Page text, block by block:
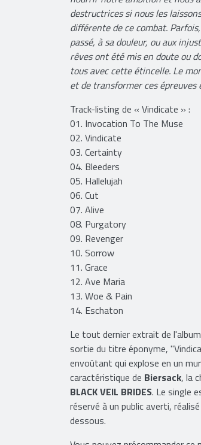
« Cet album puise sa source
nous propulser vers l'avant,
nourrir notre ambition et nous
destructrices si nous les
différente de ce combat.
passé, à sa douleur, ou aux
rêves ont été mis en doute ou
tous avec cette étincelle. Le
et de transformer ces épreuves
Track-listing de « Vindicate » :
01. Invocation To The Muse
02. Vindicate
03. Certainty
04. Bleeders
05. Hallelujah
06. Cut
07. Alive
08. Purgatory
09. Revenger
10. Sorrow
11. Grace
13. Woe & Pain
14. Eschaton
Le tout dernier extrait de
sortie du titre éponyme,
envoûtant qui explose en un
caractéristique de
Biersack
,